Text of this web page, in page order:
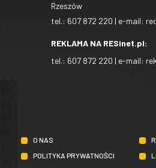
Rzeszów
tel.: 607 872 220 | e-mail:
REKLAMA NA RESinet.pl:
tel.: 607 872 220 | e-mail:
O NAS
POLITYKA PRYWATNOŚCI